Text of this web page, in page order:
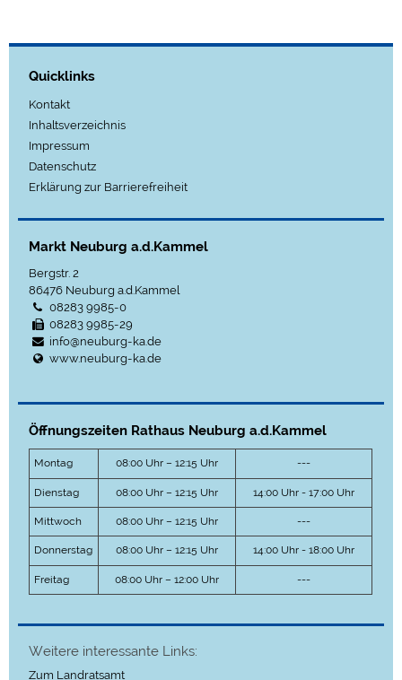
Quicklinks
Kontakt
Inhaltsverzeichnis
Impressum
Datenschutz
Erklärung zur Barrierefreiheit
Markt Neuburg a.d.Kammel
Bergstr. 2
86476 Neuburg a.d.Kammel
08283 9985-0
08283 9985-29
info@neuburg-ka.de
www.neuburg-ka.de
Öffnungszeiten Rathaus Neuburg a.d.Kammel
Montag 08:00 Uhr – 12:15 Uhr ---
Dienstag 08:00 Uhr – 12:15 Uhr 14:00 Uhr - 17:00 Uhr
Mittwoch 08:00 Uhr – 12:15 Uhr ---
Donnerstag 08:00 Uhr – 12:15 Uhr 14:00 Uhr - 18:00 Uhr
Freitag 08:00 Uhr – 12:00 Uhr ---
Weitere interessante Links:
Zum Landratsamt